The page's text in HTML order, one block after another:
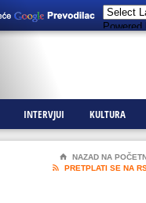
Powered
INTERVJUI KULTURA
⌂
NAZAD NA

PRETPLATI SE NA